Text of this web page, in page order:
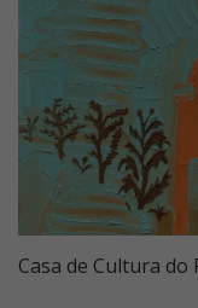
Casa de Cultura